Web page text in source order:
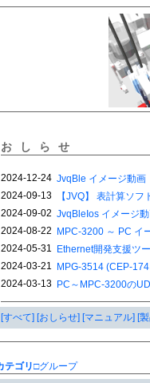
おしらせ
[すべて] [おしらせ] [マニュアル] [
テゴリ□グループ